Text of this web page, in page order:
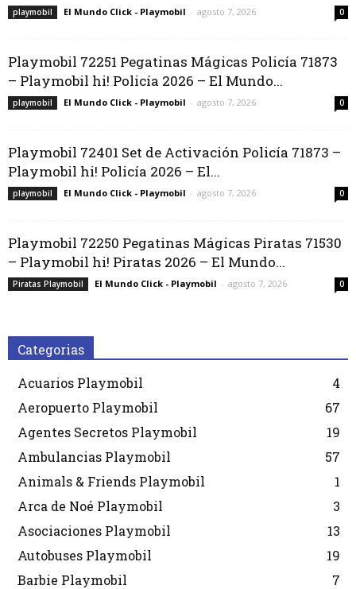
playmobil El Mundo Click - Playmobil - agosto 7, 2026 0
Playmobil 72251 Pegatinas Mágicas Policía 71873
– Playmobil hi! Policía 2026 – El Mundo...
playmobil El Mundo Click - Playmobil - agosto 7, 2026 0
Playmobil 72401 Set de Activación Policía 71873 –
Playmobil hi! Policía 2026 – El...
playmobil El Mundo Click - Playmobil - agosto 7, 2026 0
Playmobil 72250 Pegatinas Mágicas Piratas 71530
– Playmobil hi! Piratas 2026 – El Mundo...
Piratas Playmobil El Mundo Click - Playmobil - agosto 7, 2026 0
Categorias
Acuarios Playmobil
4
Aeropuerto Playmobil
67
Agentes Secretos Playmobil
19
Ambulancias Playmobil
57
Animals & Friends Playmobil
1
Arca de Noé Playmobil
3
Asociaciones Playmobil
13
Autobuses Playmobil
19
Barbie Playmobil
7